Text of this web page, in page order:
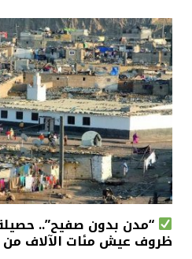
“مدن بدون صفيح”..
ظروف عيش مئات الآلاف من